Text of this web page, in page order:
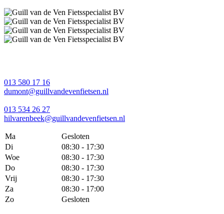
013 580 17 16
dumont@guillvandevenfietsen.nl
013 534 26 27
hilvarenbeek@guillvandevenfietsen.nl
Ma
Gesloten
Di
08:30 - 17:30
Woe
08:30 - 17:30
Do
08:30 - 17:30
Vrij
08:30 - 17:30
Za
08:30 - 17:00
Zo
Gesloten